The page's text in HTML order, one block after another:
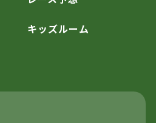
キッズルーム